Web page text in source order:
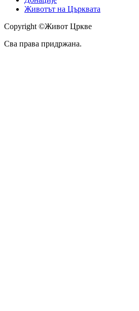
Животът на Църквата
Copyright ©Живот Цркве
Сва права придржана.